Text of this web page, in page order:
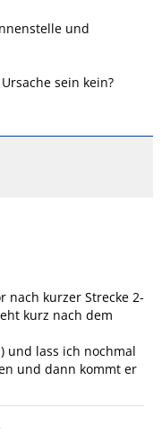
und
sein kein?
nach kurzer Strecke 2-
kurz nach dem
und lass ich nochmal
und dann kommt er